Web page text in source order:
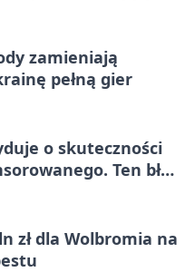
zamieniają
pełną gier
o skuteczności
Ten błąd
zł dla Wolbromia na